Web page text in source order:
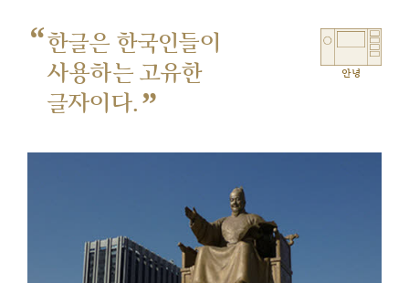
“한글은 한국인들이
사용하는 고유한
글자이다. ”
안녕